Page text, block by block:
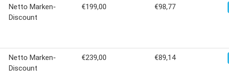
Netto Marken-
Discount
€199,00 €98,77
Netto Marken-
Discount
€239,00 €89,14